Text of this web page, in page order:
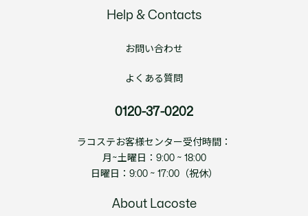
Help & Contacts
お問い合わせ
よくある質問
0120-37-0202
ラコステお客様センター受付時間：
月~土曜日：9:00 ~ 18:00
日曜日：9:00 ~ 17:00（祝休）
About Lacoste